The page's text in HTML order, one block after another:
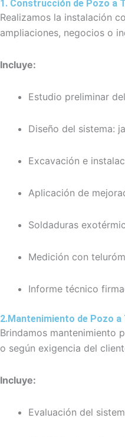
1. Construcción de Pozo a
Realizamos la instalación
ampliaciones, negocios o
Incluye:
Estudio preliminar
Diseño del sistema:
Excavación e
Aplicación de
Soldaduras
Medición con
Informe técnico
2.Mantenimiento de Pozo
Brindamos mantenimiento
o según exigencia del
Incluye:
Evaluación del